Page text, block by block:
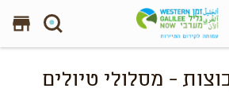
- מסלולי טיולים